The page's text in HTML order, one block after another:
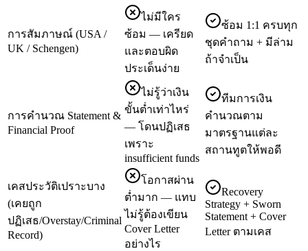
การสัมภาษณ์ (USA /
UK / Schengen)
ไม่มีใคร
ซ้อม — เครียด
และตอบผิด
ประเด็นง่าย
ซ้อม 1:1 ครบทุก
ชุดคำถาม + มีล่าม
ถ้าจำเป็น
การคำนวณ Statement &
Financial Proof
ไม่รู้ว่าเงิน
ขั้นต่ำเท่าไหร่
— โดนปฏิเสธ
เพราะ
insufficient funds
ทีมการเงิน
คำนวณตาม
มาตรฐานแต่ละ
สถานทูตให้พอดี
เคสประวัติเปราะบาง
(เคยถูก
ปฏิเสธ/Overstay/Criminal
Record)
โอกาสผ่าน
ต่ำมาก — แทบ
ไม่รู้ต้องเขียน
Cover Letter
อย่างไร
Recovery
Strategy + Sworn
Statement + Cover
Letter ตามเคส